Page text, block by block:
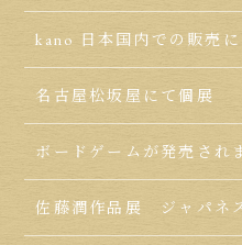
kano 日本国内での販売に
名古屋松坂屋にて個展
ボードゲームが発売され
佐藤潤作品展 ジャパネ